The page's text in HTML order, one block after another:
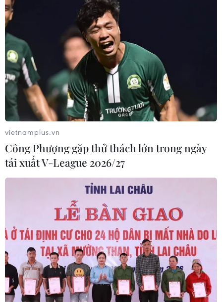
TIN CÙNG CHUYÊN MỤC
Tây Ban Nha: 100 người thiệt mạng
trong vụ vượt biển ồ ạt vào Ceuta
06/08/2026 16:03
vietnamplus.vn
Công Phượng gặp thử thách lớn trong ngày
tái xuất V-League 2026/27